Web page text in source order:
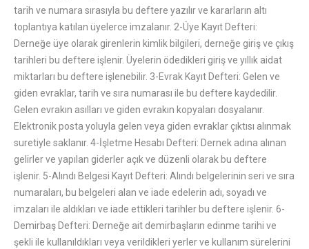
tarih ve numara sırasıyla bu deftere yazılır ve kararların altı
toplantıya katılan üyelerce imzalanır. 2-Üye Kayıt Defteri:
Derneğe üye olarak girenlerin kimlik bilgileri, derneğe giriş ve çıkış
tarihleri bu deftere işlenir. Üyelerin ödedikleri giriş ve yıllık aidat
miktarları bu deftere işlenebilir. 3-Evrak Kayıt Defteri: Gelen ve
giden evraklar, tarih ve sıra numarası ile bu deftere kaydedilir.
Gelen evrakın asılları ve giden evrakın kopyaları dosyalanır.
Elektronik posta yoluyla gelen veya giden evraklar çıktısı alınmak
suretiyle saklanır. 4-İşletme Hesabı Defteri: Dernek adına alınan
gelirler ve yapılan giderler açık ve düzenli olarak bu deftere
işlenir. 5-Alındı Belgesi Kayıt Defteri: Alındı belgelerinin seri ve sıra
numaraları, bu belgeleri alan ve iade edelerin adı, soyadı ve
imzaları ile aldıkları ve iade ettikleri tarihler bu deftere işlenir. 6-
Demirbaş Defteri: Derneğe ait demirbaşların edinme tarihi ve
şekli ile kullanıldıkları veya verildikleri yerler ve kullanım sürelerini